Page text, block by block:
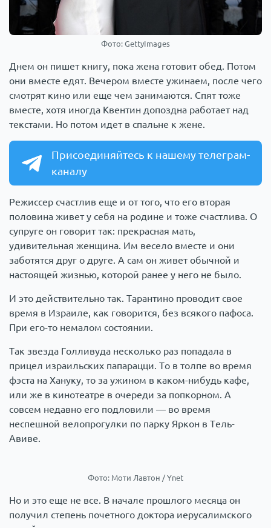
Фото: GettyImages
Днем он пишет книгу, пока жена готовит обед. Потом
они вместе едят. Вечером вместе ужинаем, после чего
смотрят кино или еще чем занимаются. Спят тоже
вместе, хотя иногда Квентин допоздна работает над
текстами. Но потом идет в спальне к жене.
Присоединяйтесь к нашему телеграм-
каналу
Режиссер счастлив еще и от того, что его вторая
половина живет у себя на родине и тоже счастлива. О
супруге он говорит так: прекрасная мать,
удивительная женщина. Им весело вместе и они
заботятся друг о друге. А сам он живет обычной и
настоящей жизнью, которой ранее у него не было.
И это действительно так. Тарантино проводит свое
время в Израиле, как говорится, без всякого пафоса.
При его-то немалом состоянии.
Так звезда Голливуда несколько раз попадала в
прицел израильских папарацци. То в толпе во время
фэста на Хануку, то за ужином в каком-нибудь кафе,
или же в кинотеатре в очереди за попкорном. А
совсем недавно его подловили — во время
неспешной велопрогулки по парку Яркон в Тель-
Авиве.
Фото: Моти Лавтон / Ynet
Но и это еще не все. В начале прошлого месяца он
получил степень почетного доктора иерусалимского